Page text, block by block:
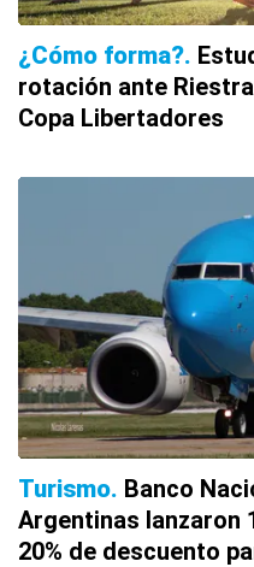
¿Cómo forma?
rotación ante
Copa Libertadores
Turismo Banco
Argentinas lanzaron
20% de descuento